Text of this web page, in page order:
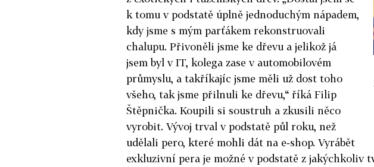
k tomu v podstatě úplně jednoduchým nápadem,
kdy jsme s mým parťákem rekonstruovali
chalupu. Přivoněli jsme ke dřevu a jelikož já
jsem byl v IT, kolega zase v automobilovém
průmyslu, a takříkajíc jsme měli už dost toho
všeho, tak jsme přilnuli ke dřevu,“ říká Filip
Štěpnička. Koupili si soustruh a zkusili něco
vyrobit. Vývoj trval v podstatě půl roku, než
udělali pero, které mohli dát na e­‑shop. Vyrábět
exkluzivní pera je možné v podstatě z jakýchkoliv